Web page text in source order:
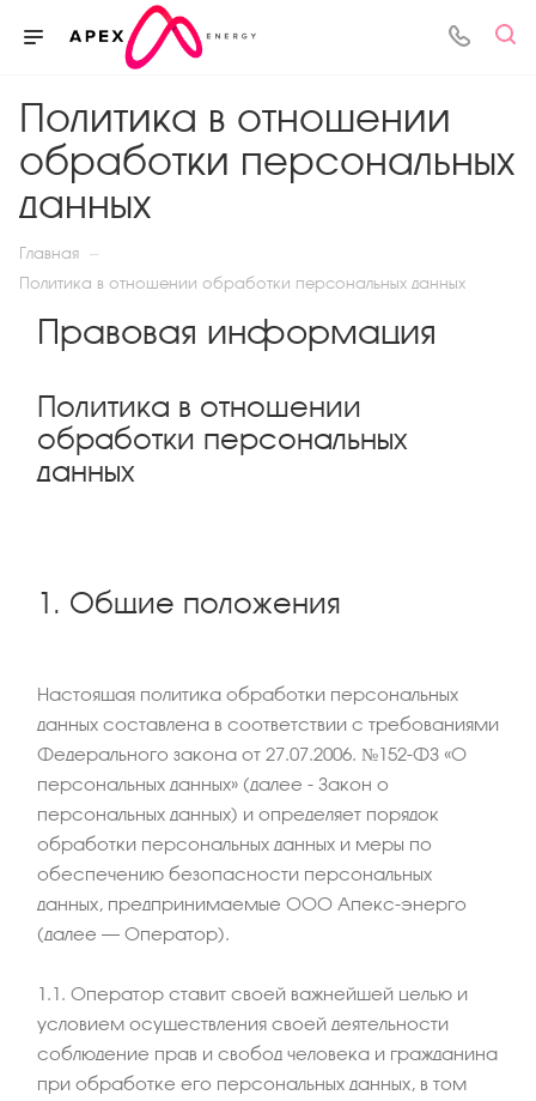
Политика в отношении
обработки персональных
данных
Главная —
Политика в отношении обработки персональных данных
Правовая информация
Политика в отношении
обработки персональных
данных
1. Общие положения
Настоящая политика обработки персональных
данных составлена в соответствии с требованиями
Федерального закона от 27.07.2006. №152-ФЗ «О
персональных данных» (далее - Закон о
персональных данных) и определяет порядок
обработки персональных данных и меры по
обеспечению безопасности персональных
данных, предпринимаемые ООО Апекс-энерго
(далее – Оператор).
1.1. Оператор ставит своей важнейшей целью и
условием осуществления своей деятельности
соблюдение прав и свобод человека и гражданина
при обработке его персональных данных, в том